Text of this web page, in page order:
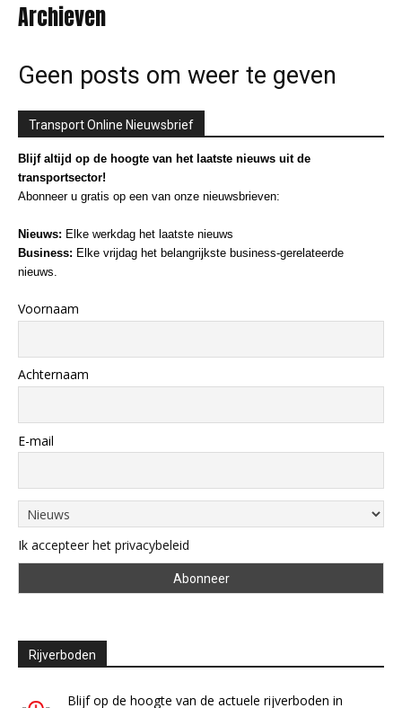
Archieven
Geen posts om weer te geven
Transport Online Nieuwsbrief
Blijf altijd op de hoogte van het laatste nieuws uit de
transportsector!
Abonneer u gratis op een van onze nieuwsbrieven:
Nieuws: Elke werkdag het laatste nieuws
Business: Elke vrijdag het belangrijkste business-gerelateerde
nieuws.
Voornaam
Achternaam
E-mail
Ik accepteer het privacybeleid
Rijverboden
Blijf op de hoogte van de actuele rijverboden in